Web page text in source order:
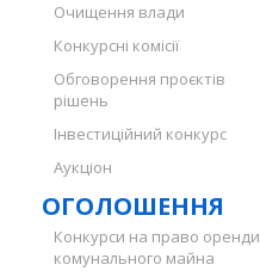
Очищення влади
Конкурсні комісії
Обговорення проєктів
рішень
Інвестиційний конкурс
Аукціон
ОГОЛОШЕННЯ
Конкурси на право оренди
комунального майна